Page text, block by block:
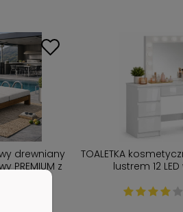
drewniany
PREMIUM z
TOALETKA
lustrem 12 LED